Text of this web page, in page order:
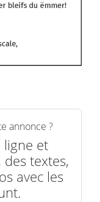
annonce ?
ligne et
textes,
avec les